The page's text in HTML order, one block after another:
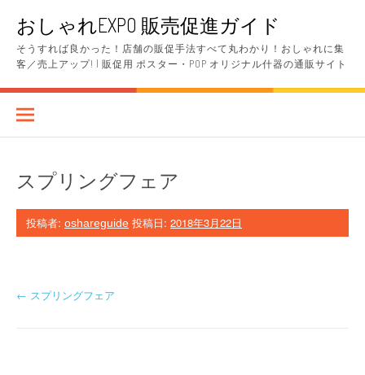
へ
ッ
おしゃれEXPO 販売促進ガイド
そうすれば良かった！店舗の販促手法すべて丸わかり！おしゃれに集
客／売上アップ! | 販促用 ポスター・POP オリジナル什器の通販サイト
スプリングフェア
投稿者: oshareguide 投稿日: 2018年3月22日
投
← スプリングフェア